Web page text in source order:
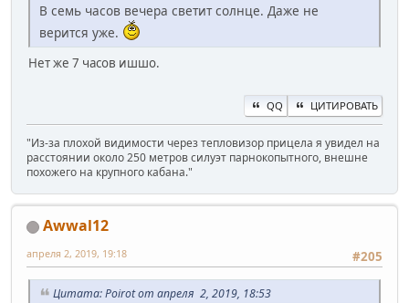
В семь часов вечера светит солнце. Даже не
верится уже.
Нет же 7 часов ишшо.
QQ ЦИТИРОВАТЬ
"Из-за плохой видимости через тепловизор прицела я увидел на
расстоянии около 250 метров силуэт парнокопытного, внешне
похожего на крупного кабана."
Awwal12
#205
апреля 2, 2019, 19:18
Цитата: Poirot от апреля 2, 2019, 18:53